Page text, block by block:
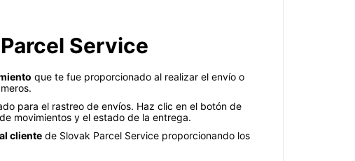
Service
que te fue proporcionado al realizar el envío o
para el rastreo de envíos. Haz clic en el botón de
movimientos y el estado de la entrega.
cliente de Slovak Parcel Service proporcionando los